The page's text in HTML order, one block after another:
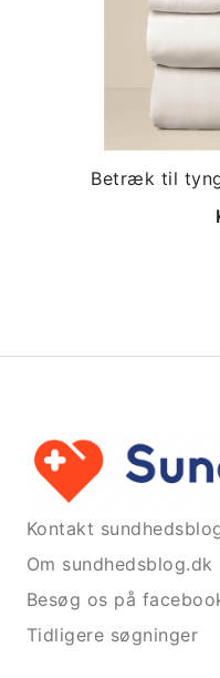
Betræk til
Kontakt
Om sundhedsblog.dk
Besøg os på
Tidligere søgninger